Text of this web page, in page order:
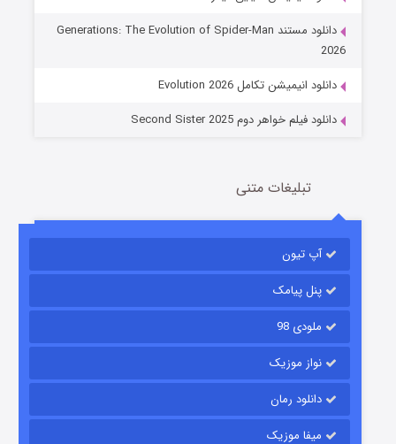
جادوگری در مغولستان
قسمت14 (زیرنویس) منتشر شد
باب اسفنجی فصل ۱۷
قسمت6 (زیرنویس) منتشر شد
دانلود مستند Generations: The Evolution of Spider-Man
2026
دانلود انیمیشن تکامل Evolution 2026
دانلود فیلم خواهر دوم Second Sister 2025
تبلیغات متنی
آپ تیون
پنل پیامک
ملودی 98
نواز موزیک
دانلود رمان
میفا موزیک